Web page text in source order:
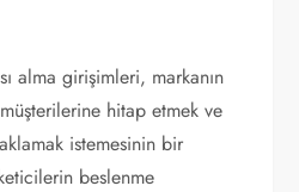
alma girişimleri, markanın
hitap etmek ve
istemesinin bir
beslenme